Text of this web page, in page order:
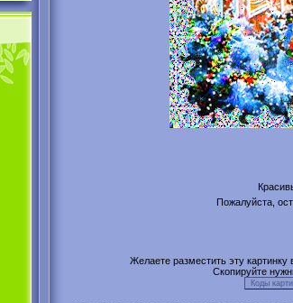
Пожалуйста,
Желаете разместить эту картинку
Скопируйте